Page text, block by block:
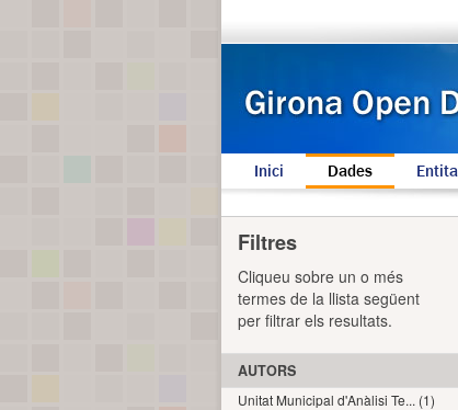
Inici Dades
Filtres
Cliqueu sobre un o més
termes de la llista següent
per filtrar els resultats.
AUTORS
Unitat Municipal d'Anàlisi Te... (1)